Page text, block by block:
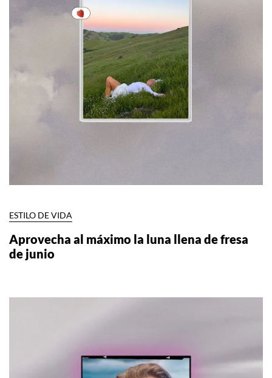
ESTILO DE VIDA
Aprovecha al máximo la luna llena de fresa
de junio